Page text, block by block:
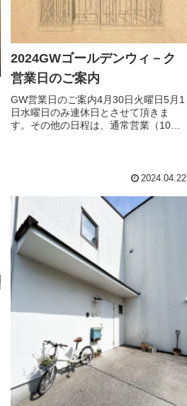
2024GWゴールデンウィ－ク
営業日のご案内
GW営業日のご案内4月30日火曜日5月1
日水曜日のみ連休日とさせて頂きま
す。その他の日程は、通常営業（10：
2024.04.22